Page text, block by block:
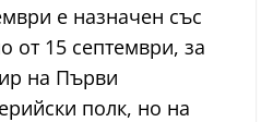
е назначен със
от 15 септември, за
на Първи
полк, но на